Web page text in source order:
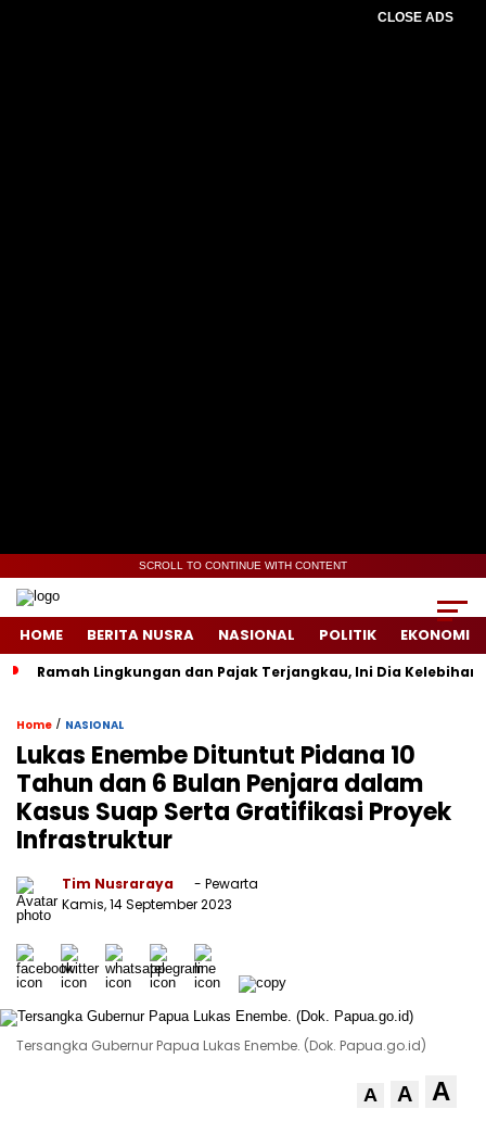
CLOSE ADS
SCROLL TO CONTINUE WITH CONTENT
HOME BERITA NUSRA NASIONAL POLITIK EKONOMI
Ramah Lingkungan dan Pajak Terjangkau, Ini Dia
Home / NASIONAL
Lukas Enembe Dituntut Pidana 10
Tahun dan 6 Bulan Penjara dalam
Kasus Suap Serta Gratifikasi Proyek
Infrastruktur
Tim Nusraraya
- Pewarta
Kamis, 14 September 2023
Tersangka Gubernur Papua Lukas Enembe. (Dok. Papua.go.id)
A A A